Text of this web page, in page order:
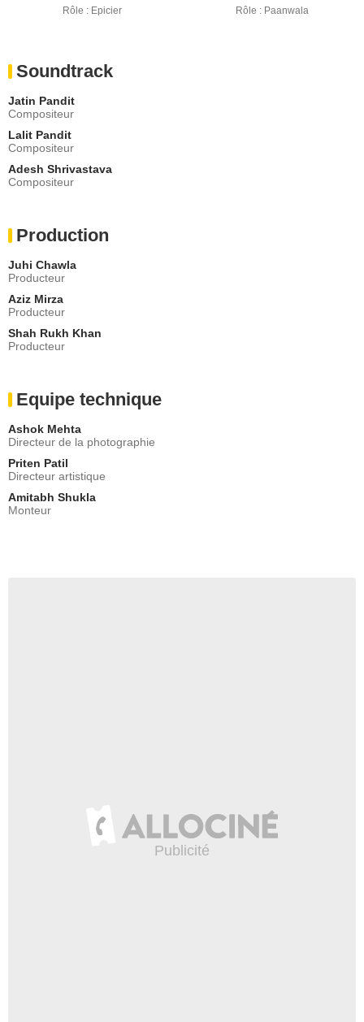
Rôle : Epicier Rôle : Paanwala
Soundtrack
Jatin Pandit
Compositeur
Lalit Pandit
Compositeur
Adesh Shrivastava
Compositeur
Production
Juhi Chawla
Producteur
Aziz Mirza
Producteur
Shah Rukh Khan
Producteur
Equipe technique
Ashok Mehta
Directeur de la photographie
Priten Patil
Directeur artistique
Amitabh Shukla
Monteur